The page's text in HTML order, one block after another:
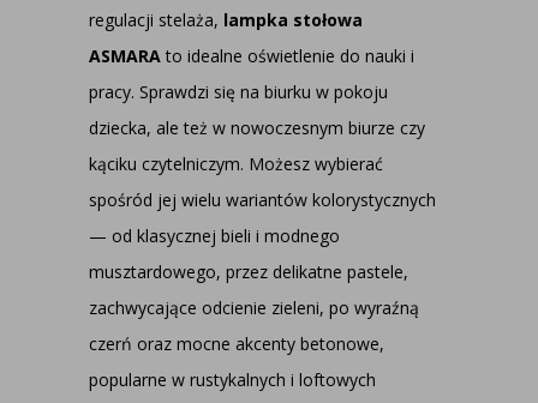
regulacji stelaża, lampka stołowa
ASMARAto idealne oświetlenie do nauki i
pracy. Sprawdzi się na biurku w pokoju
dziecka, ale też w nowoczesnym biurze czy
kąciku czytelniczym. Możesz wybierać
spośród jej wielu wariantów kolorystycznych
— od klasycznej bieli i modnego
musztardowego, przez delikatne pastele,
zachwycające odcienie zieleni, po wyraźną
czerń oraz mocne akcenty betonowe,
popularne w rustykalnych i loftowych